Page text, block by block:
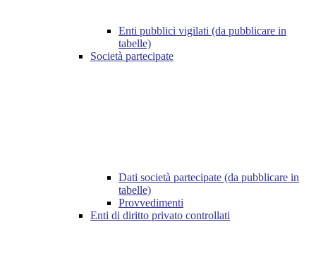
Enti pubblici vigilati (da pubblicare in
tabelle)
Società partecipate
Dati società partecipate (da pubblicare in
tabelle)
Provvedimenti
Enti di diritto privato controllati